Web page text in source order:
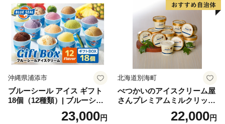
沖縄県浦添市
ブルーシール アイス ギフト
18個（12種類）| ブルーシー
ルアイス ブルーシールアイ
スクリーム 着日指定可能 送
23,000円
北海道別海町
べつかいのアイスクリーム屋
さんプレミアムミルクリッチ
12個（AP-01）（ 北海道アイ
ス 北海道産アイス アイス ア
22,000円